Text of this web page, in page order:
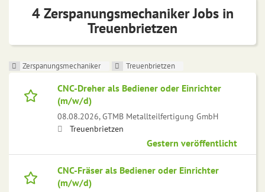
4 Zerspanungsmechaniker Jobs in
Treuenbrietzen
Zerspanungsmechaniker Treuenbrietzen
CNC-Dreher als Bediener oder Einrichter
(m/w/d)
08.08.2026,GTMB Metallteilfertigung GmbH
Treuenbrietzen
Gestern veröffentlicht
CNC-Fräser als Bediener oder Einrichter
(m/w/d)